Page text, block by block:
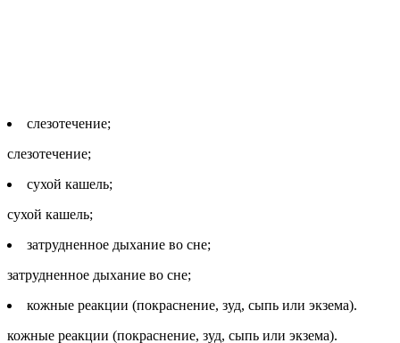
слезотечение;
слезотечение;
сухой кашель;
сухой кашель;
затрудненное дыхание во сне;
затрудненное дыхание во сне;
кожные реакции (покраснение, зуд, сыпь или экзема).
кожные реакции (покраснение, зуд, сыпь или экзема).